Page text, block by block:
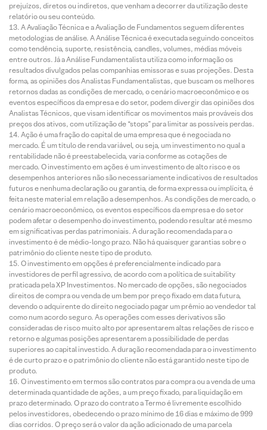
prejuízos, diretos ou indiretos, que venham a decorrer da utilização deste
relatório ou seu conteúdo.
A Avaliação Técnica e a Avaliação de Fundamentos seguem diferentes
metodologias de análise. A Análise Técnica é executada seguindo conceitos
como tendência, suporte, resistência, candles, volumes, médias móveis
entre outros. Já a Análise Fundamentalista utiliza como informação os
resultados divulgados pelas companhias emissoras e suas projeções. Desta
forma, as opiniões dos Analistas Fundamentalistas, que buscam os melhores
retornos dadas as condições de mercado, o cenário macroeconômico e os
eventos específicos da empresa e do setor, podem divergir das opiniões dos
Analistas Técnicos, que visam identificar os movimentos mais prováveis dos
preços dos ativos, com utilização de “stops” para limitar as possíveis perdas.
Ação é uma fração do capital de uma empresa que é negociada no
mercado. É um título de renda variável, ou seja, um investimento no qual a
rentabilidade não é preestabelecida, varia conforme as cotações de
mercado. O investimento em ações é um investimento de alto risco e os
desempenhos anteriores não são necessariamente indicativos de resultados
futuros e nenhuma declaração ou garantia, de forma expressa ou implícita, é
feita neste material em relação a desempenhos. As condições de mercado, o
cenário macroeconômico, os eventos específicos da empresa e do setor
podem afetar o desempenho do investimento, podendo resultar até mesmo
em significativas perdas patrimoniais. A duração recomendada para o
investimento é de médio-longo prazo. Não há quaisquer garantias sobre o
patrimônio do cliente neste tipo de produto.
O investimento em opções é preferencialmente indicado para
investidores de perfil agressivo, de acordo com a política de suitability
praticada pela XP Investimentos. No mercado de opções, são negociados
direitos de compra ou venda de um bem por preço fixado em data futura,
devendo o adquirente do direito negociado pagar um prêmio ao vendedor tal
como num acordo seguro. As operações com esses derivativos são
consideradas de risco muito alto por apresentarem altas relações de risco e
retorno e algumas posições apresentarem a possibilidade de perdas
superiores ao capital investido. A duração recomendada para o investimento
é de curto prazo e o patrimônio do cliente não está garantido neste tipo de
produto.
O investimento em termos são contratos para compra ou a venda de uma
determinada quantidade de ações, a um preço fixado, para liquidação em
prazo determinado. O prazo do contrato a Termo é livremente escolhido
pelos investidores, obedecendo o prazo mínimo de 16 dias e máximo de 999
dias corridos. O preço será o valor da ação adicionado de uma parcela